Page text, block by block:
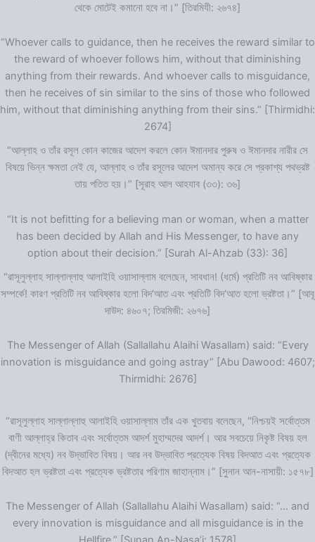
থেকে মোটেই কমানো হবে না।” [তিরমিযী: ২৬৭৪]
“Whoever calls to guidance, then he receives the reward similar to
the reward of whoever follows him, without that diminishing
anything from their rewards. And whoever calls to misguidance,
then he receives of sin similar to the sins of those who followed
him, without that diminishing anything from their sins.” [Thirmidhi:
2674]
“আল্লাহ ও তাঁর রসূল কোন কাজের আদেশ করলে কোন ঈমানদার পুরুষ ও ঈমানদার নারীর সে
বিষয়ে ভিন্ন ক্ষমতা নেই যে, আল্লাহ ও তাঁর রসূলের আদেশ অমান্য করে সে প্রকাশ্য পথভ্রষ্ট
তায় পতিত হয়।” [সূরাহ আল আহযাব (৩৩): ৩৬]
“It is not befitting for a believing man or woman, when a matter
has been decided by Allah and His Messenger, to have any
option about their decision.” [Surah Al-Ahzab (33): 36]
“রাসূলুল্লাহ সাল্লাল্লাহু আলাইহি ওয়াসাল্লাম বলেছেন, সাবধান! (ধর্মে) প্রতিটি নব আবিষ্কার
সম্পর্কে! কারণ প্রতিটি নব আবিষ্কার হলো বিদ‘আত এবং প্রতিটি বিদ‘আত হলো ভ্রষ্টতা।” [আবূ
দাউদ: ৪৬০৭; তিরমিজী: ২৬৭৬]
The Messenger of Allah (Sallallahu Alaihi Wasallam) said: “Every
innovation is misguidance and going astray” [Abu Dawood: 4607;
Thirmidhi: 2676]
“রাসূলুল্লাহ সাল্লাল্লাহু আলাইহি ওয়াসাল্লাম তাঁর এক খুতবায় বলেছেন, “নিশ্চয়ই সর্বোত্তম
বাণী আল্লাহ্‌র কিতাব এবং সর্বোত্তম আদর্শ মুহাম্মদের আদর্শ। আর সবচেয়ে নিকৃষ্ট বিষয় হল
(দ্বীনের মধ্যে) নব উদ্ভাবিত বিষয়। আর নব উদ্ভাবিত প্রত্যেক বিষয় বিদআত এবং প্রত্যেক
বিদআত হল ভ্রষ্টতা এবং প্রত্যেক ভ্রষ্টতার পরিণাম জাহান্নাম।” [সুনান আন-নাসায়ী: ১৫৭৮]
The Messenger of Allah (Sallallahu Alaihi Wasallam) said: “… and
every innovation is misguidance and all misguidance is in the